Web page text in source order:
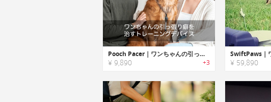
Pooch Pacer｜ワンちゃんの引っ張り癖を治すトレーニングデバイス「プーペーサー」
¥ 9,890 +3 ¥ 59,890